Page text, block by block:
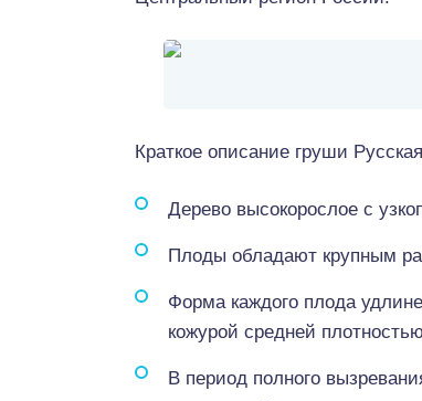
Краткое описание груши
Дерево высокорослое с
Плоды обладают крупным
Форма каждого плода
кожурой средней
В период полного